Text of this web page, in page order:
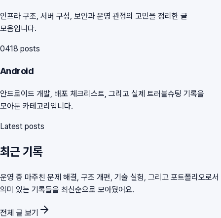
인프라 구조, 서버 구성, 보안과 운영 관점의 고민을 정리한 글
모음입니다.
0418 posts
Android
안드로이드 개발, 배포 체크리스트, 그리고 실제 트러블슈팅 기록을
모아둔 카테고리입니다.
Latest posts
최근 기록
운영 중 마주친 문제 해결, 구조 개편, 기술 실험, 그리고 포트폴리오로서
의미 있는 기록들을 최신순으로 모아뒀어요.
전체 글 보기